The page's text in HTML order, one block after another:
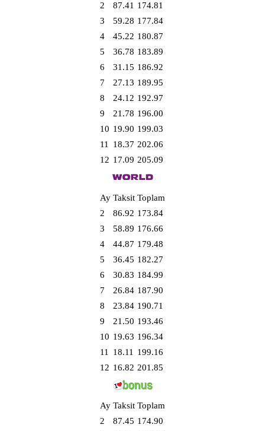
2
87.41 174.81
3
59.28 177.84
4
45.22 180.87
5
36.78 183.89
6
31.15 186.92
7
27.13 189.95
8
24.12 192.97
9
21.78 196.00
10 19.90 199.03
11
18.37 202.06
12 17.09 205.09
Ay Taksit Toplam
2
86.92 173.84
3
58.89 176.66
4
44.87 179.48
5
36.45 182.27
6
30.83 184.99
7
26.84 187.90
8
23.84 190.71
9
21.50 193.46
10 19.63 196.34
11
18.11
199.16
12 16.82 201.85
Ay Taksit Toplam
2
87.45 174.90